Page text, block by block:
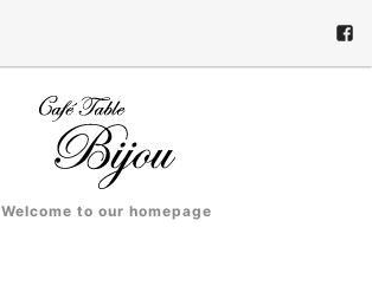
Welcome to our homepage